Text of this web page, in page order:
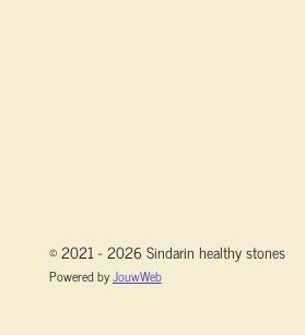
© 2021 - 2026 Sindarin healthy stones
Powered byJouwWeb